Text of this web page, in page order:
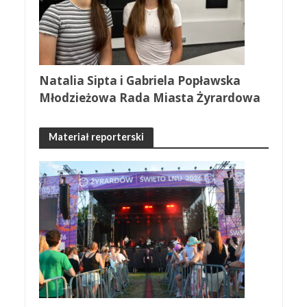
Natalia Sipta i Gabriela Popławska
Młodzieżowa Rada Miasta Żyrardowa
Materiał reporterski